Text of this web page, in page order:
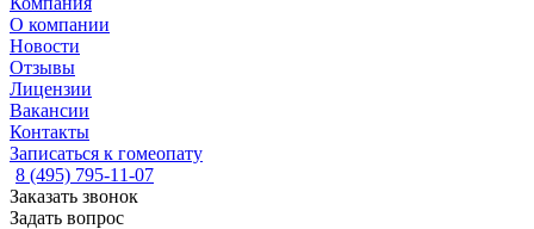
О компании
Новости
Отзывы
Лицензии
Вакансии
Контакты
Записаться к гомеопату
8 (495) 795-11-07
Заказать звонок
Задать вопрос